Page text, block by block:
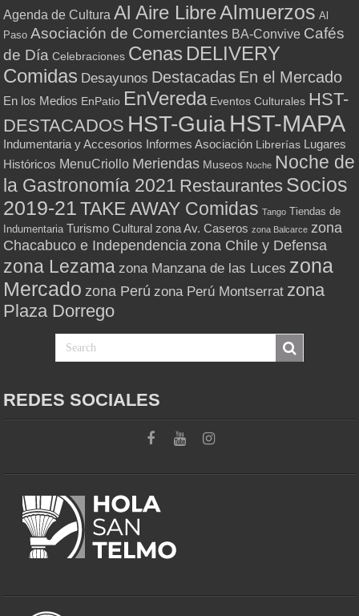
Agenda de Cultura Al Aire LibreAlmuerzos Al
Paso Asociación de Comerciantes BA-Convive Cafés
de Día Celebraciones Cenas DELIVERY
Comidas Desayunos Destacadas En el Mercado
En los Medios EnPatio EnVereda Eventos Culturales HST-
DESTACADOS HST-GuiaHST-MAPA
Indumentaria y Accesorios Informes Asociación Librerías Lugares
Históricos MenuCriollo Meriendas Museos Noche Noche de
la Gastronomía 2021 Restaurantes Socios
2019-21 TAKE AWAY Comidas Tango Tiendas de
Indumentaria Turismo Cultural zona Av. Caseros zona Balcarce zona
Chacabuco e Independencia zona Chile y Defensa
zona Lezama zona Manzana de las Luces zona
Mercado zona Perú zona Perú Montserrat zona
Plaza Dorrego
REDES SOCIALES